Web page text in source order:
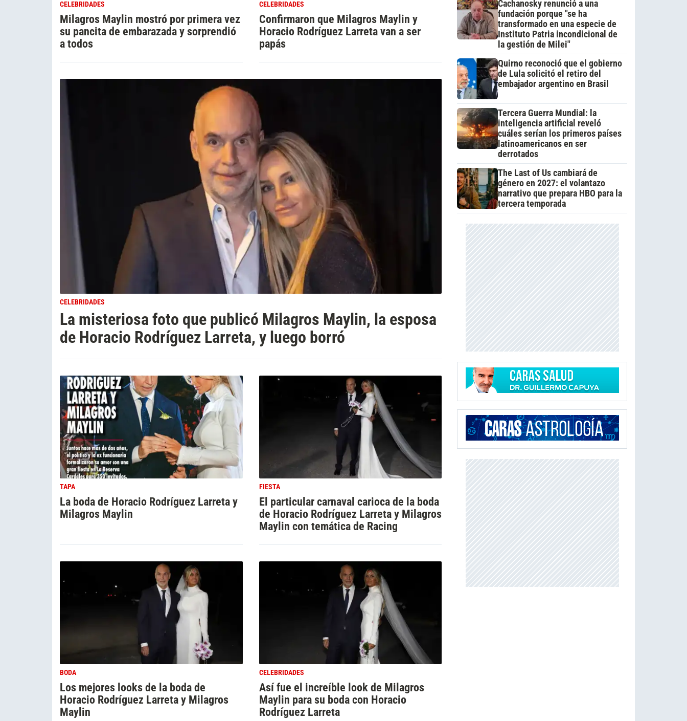
CELEBRIDADES
Milagros Maylin mostró por primera vez
su pancita de embarazada y sorprendió
a todos
CELEBRIDADES
Confirmaron que Milagros Maylin y
Horacio Rodríguez Larreta van a ser
papás
CELEBRIDADES
La misteriosa foto que publicó Milagros Maylin, la esposa
de Horacio Rodríguez Larreta, y luego borró
TAPA
La boda de Horacio Rodríguez Larreta y
Milagros Maylin
FIESTA
El particular carnaval carioca de la boda
de Horacio Rodríguez Larreta y Milagros
Maylin con temática de Racing
BODA
Los mejores looks de la boda de
Horacio Rodríguez Larreta y Milagros
Maylin
CELEBRIDADES
Así fue el increíble look de Milagros
Maylin para su boda con Horacio
Rodríguez Larreta
Cachanosky renunció a una
fundación porque "se ha
transformado en una especie de
Instituto Patria incondicional de
la gestión de Milei"
Quirno reconoció que el gobierno
de Lula solicitó el retiro del
embajador argentino en Brasil
Tercera Guerra Mundial: la
inteligencia artificial reveló
cuáles serían los primeros países
latinoamericanos en ser
derrotados
The Last of Us cambiará de
género en 2027: el volantazo
narrativo que prepara HBO para la
tercera temporada